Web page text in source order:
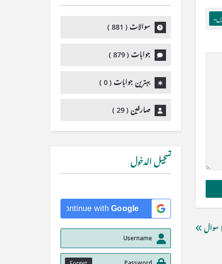
سوال
سوالات ( 881
)
جوابات (879
)
بہترین جوابات (0
)
صارفین (29
)
تسجيل الدخول
Continue with Google